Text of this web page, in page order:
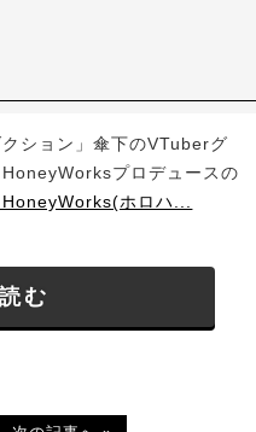
ション」傘下のVTuberグ
プロデュースの
ホロハ...
む